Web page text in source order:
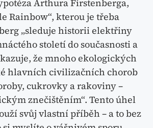
Arthura Firstenberga,
Rainbow“, kterou je třeba
„sleduje historii elektřiny
století do současnosti a
že mnoho ekologických
hlavních civilizačních chorob
cukrovky a rakoviny –
znečištěním“. Tento úhel
svůj vlastní příběh – a to bez